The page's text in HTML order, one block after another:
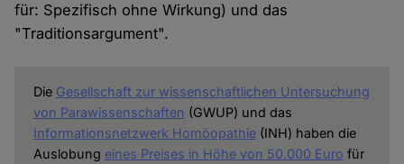
für: Spezifisch ohne Wirkung) und das
"Traditionsargument".
Die Gesellschaft zur wissenschaftlichen Untersuchung
von Parawissenschaften (GWUP) und das
Informationsnetzwerk Homöopathie(INH) haben die
Auslobung eines Preises in Höhe von 50.000 Euro für